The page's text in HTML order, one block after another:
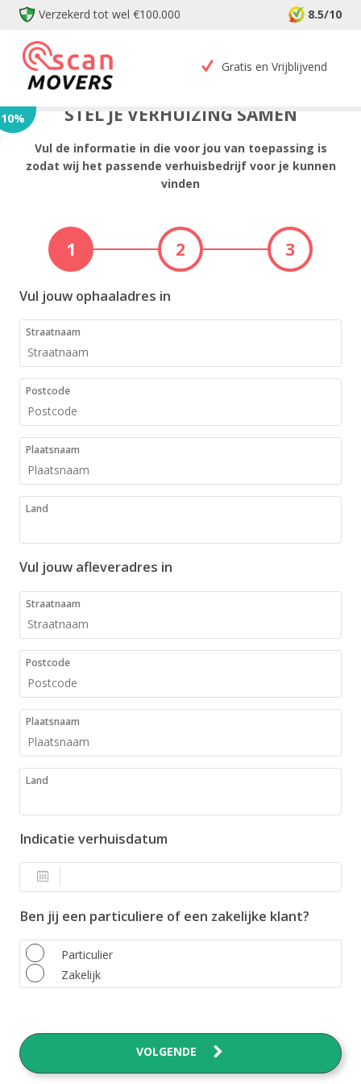
Verzekerd tot wel €100.000 8.5/10
Gratis en Vrijblijvend
10% STEL JE VERHUIZING SAMEN
Vul de informatie in die voor jou van toepassing is
zodat wij het passende verhuisbedrijf voor je kunnen
vinden
1 2 3
Vul jouw ophaaladres in
Straatnaam
Postcode
Plaatsnaam
Land
Vul jouw afleveradres in
Straatnaam
Postcode
Plaatsnaam
Land
Indicatie verhuisdatum
Ben jij een particuliere of een zakelijke klant?
Particulier
Zakelijk
VOLGENDE